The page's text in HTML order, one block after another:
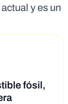
y es un
fósil,